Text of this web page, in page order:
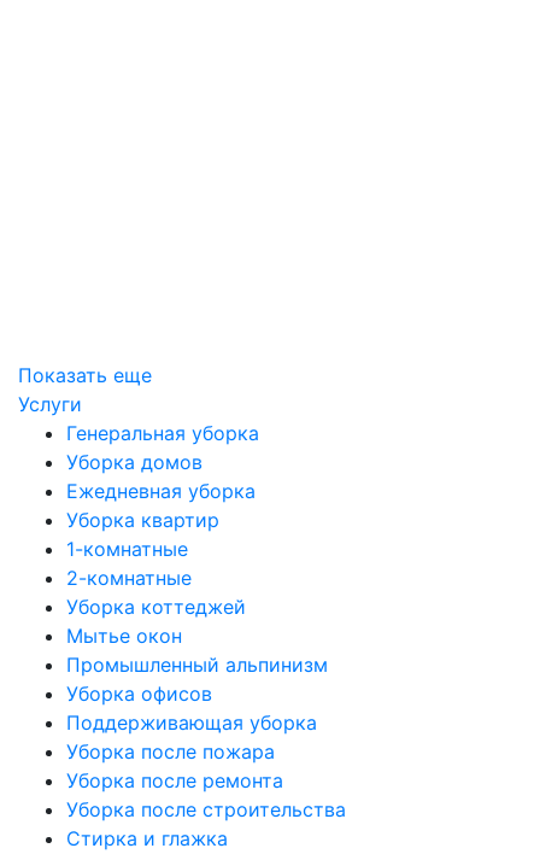
Показать еще
Услуги
Генеральная уборка
Уборка домов
Ежедневная уборка
Уборка квартир
1-комнатные
2-комнатные
Уборка коттеджей
Мытье окон
Промышленный альпинизм
Уборка офисов
Поддерживающая уборка
Уборка после пожара
Уборка после ремонта
Уборка после строительства
Стирка и глажка